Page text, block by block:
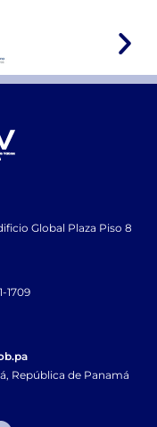
Global Plaza Piso 8
1709
República de Panamá​